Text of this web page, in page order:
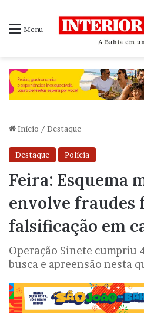
Menu
Início / Destaque
Destaque Polícia
Feira: Esquema
envolve fraudes
falsificação em
Operação Sinete cumpriu
busca e apreensão nesta